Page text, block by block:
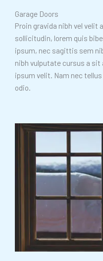
Garage Doors
Proin gravida nibh vel velit
sollicitudin, lorem quis
ipsum, nec sagittis sem
nibh vulputate cursus a
ipsum velit. Nam nec
odio.